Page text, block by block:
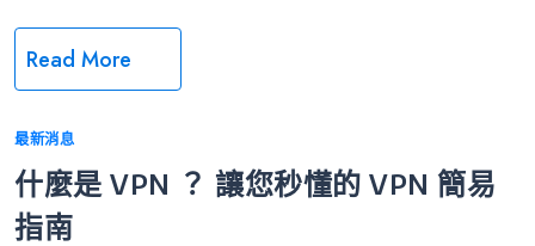
Read More
Categories
最新消息
什麼是 VPN ？ 讓您秒懂的 VPN 簡易
指南